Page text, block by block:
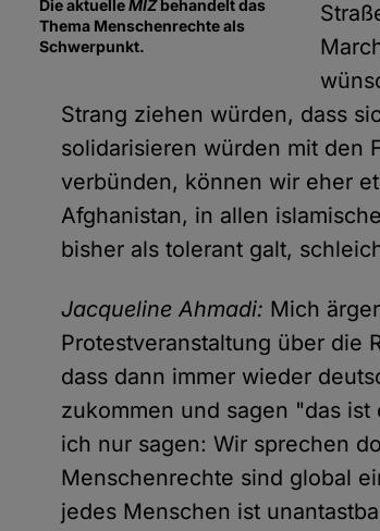
Die aktuelleMIZbehandelt das
Thema Menschenrechte als
Schwerpunkt.
Strang ziehen würden, dass
solidarisieren würden mit den
verbünden, können wir eher
Afghanistan, in allen
bisher als tolerant galt,
Jacqueline Ahmadi: Mich
Protestveranstaltung über die
dass dann immer wieder
zukommen und sagen "das
ich nur sagen: Wir sprechen
Menschenrechte sind global
jedes Menschen ist